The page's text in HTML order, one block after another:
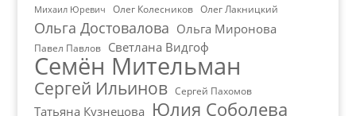
Михаил Юревич Олег Колесников Олег Лакницкий
Ольга Достовалова Ольга Миронова
Павел Павлов Светлана Видгоф
Семён Мительман
Сергей Ильинов Сергей Пахомов
Татьяна Кузнецова Юлия Соболева